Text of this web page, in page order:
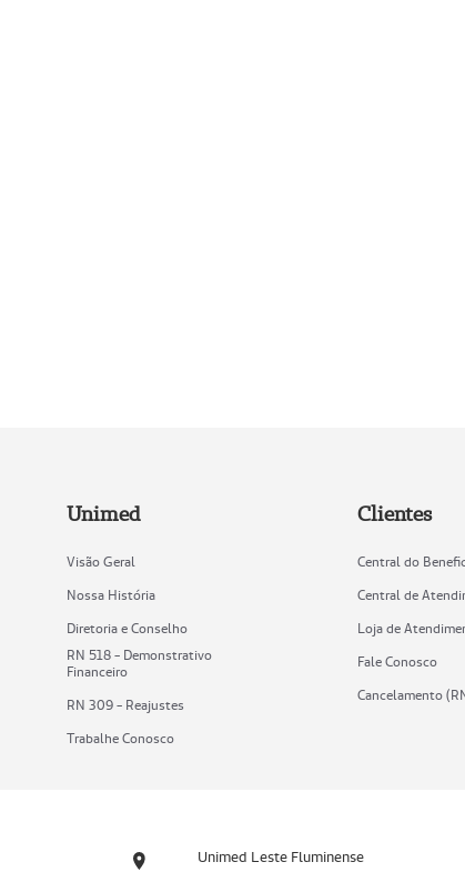
Unimed
Visão Geral
Nossa História
Diretoria e Conselho
RN 518 - Demonstrativo
Financeiro
RN 309 - Reajustes
Trabalhe Conosco
Clientes
Central do
Central de
Loja de
Fale Conosco
Cancelamento
Unimed Leste Fluminense